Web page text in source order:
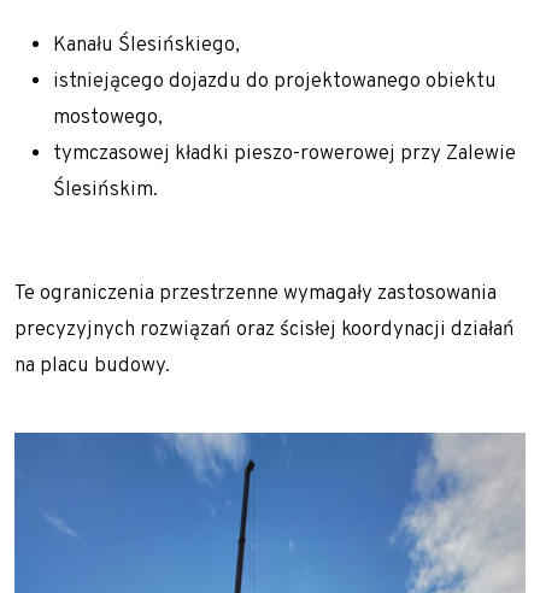
Prace tunelowe
Pale i mikropale geotermalne
Torkret – beton natryskowy
Zapoznaj się z aktualnościami w dziedzinie
Kanału Ślesińskiego,
istniejącego dojazdu do projektowanego obiektu
mostowego,
tymczasowej kładki pieszo-rowerowej przy Zalewie
Ślesińskim.
Te ograniczenia przestrzenne wymagały zastosowania
precyzyjnych rozwiązań oraz ścisłej koordynacji działań
na placu budowy.